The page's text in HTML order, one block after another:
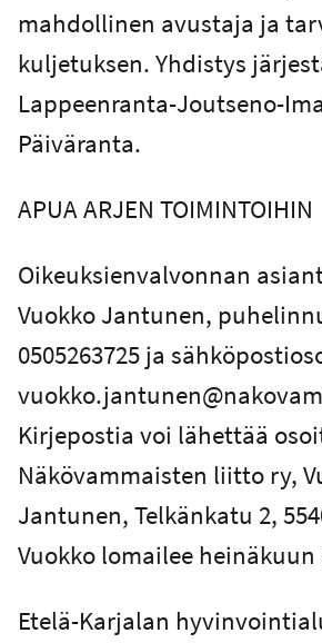
mahdollinen avustaja ja
kuljetuksen. Yhdistys
Lappeenranta-Joutseno-
Päiväranta.
APUA ARJEN TOIMINTOIHIN
Oikeuksienvalvonnan
Vuokko Jantunen,
0505263725 ja
Kirjepostia voi lähettää
Näkövammaisten liitto ry,
Jantunen, Telkänkatu 2,
Vuokko lomailee heinäkuun
Etelä-Karjalan